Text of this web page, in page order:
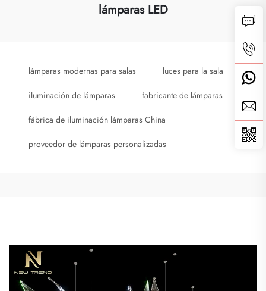
lámparas LED
lámparas modernas para salas luces para la sala
iluminación de lámparas fabricante de lámparas
fábrica de iluminación lámparas China
proveedor de lámparas personalizadas